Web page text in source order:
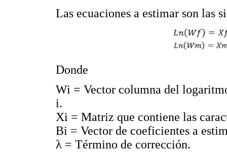
Las ecuaciones a estimar son las
Donde
Wi = Vector columna del
i.
Xi = Matriz que contiene las
Βi = Vector de coeficientes a
λ = Término de corrección.